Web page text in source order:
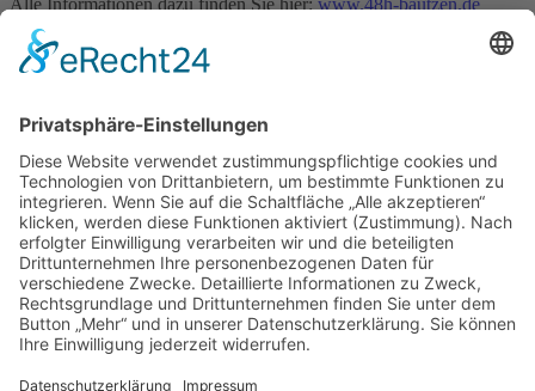
Zurück
Dienstag
08:30 - 12:00 Uhr
13:00 - 18:00 Uhr
Donnerstag
08:30 - 12:00 Uhr
13:00 - 16:00 Uhr
Sprechzeiten Einwohnermeldeamt
Dienstag
08:30 - 12:00 Uhr
13:00 - 18:00 Uhr
Donnerstag
08:30 - 12:00 Uhr
13:00 - 16:00 Uhr